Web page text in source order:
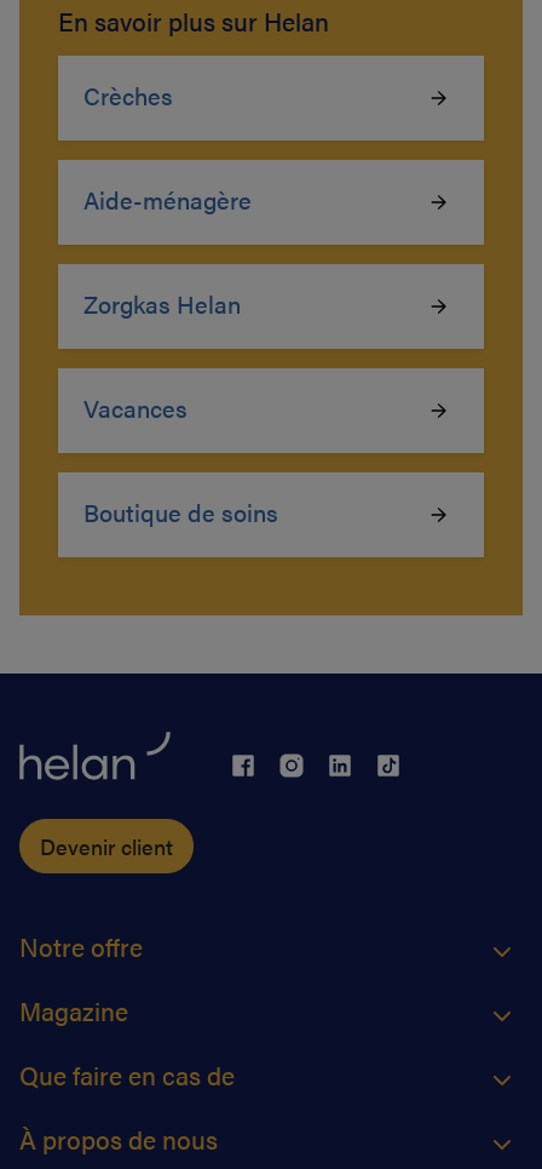
En savoir plus sur Helan
Crèches
Aide-ménagère
Zorgkas Helan
Vacances
Boutique de soins
Devenir client
Notre offre
Magazine
Que faire en cas de
À propos de nous